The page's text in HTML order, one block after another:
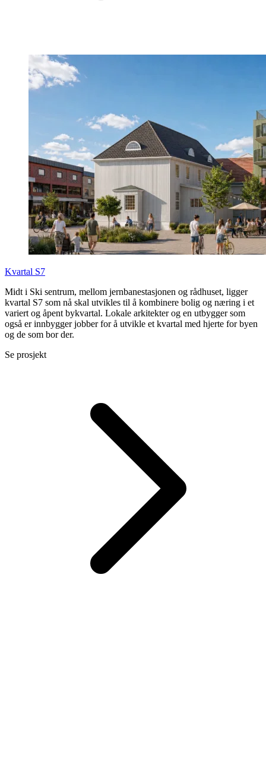
Kvartal S7
Midt i Ski sentrum, mellom jernbanestasjonen og rådhuset, ligger
kvartal S7 som nå skal utvikles til å kombinere bolig og næring i et
variert og åpent bykvartal. Lokale arkitekter og en utbygger som
også er innbygger jobber for å utvikle et kvartal med hjerte for byen
og de som bor der.
Se prosjekt